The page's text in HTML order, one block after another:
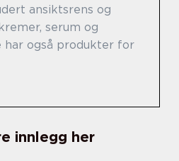
ansiktsrens og
serum og
har også produkter for
innlegg her